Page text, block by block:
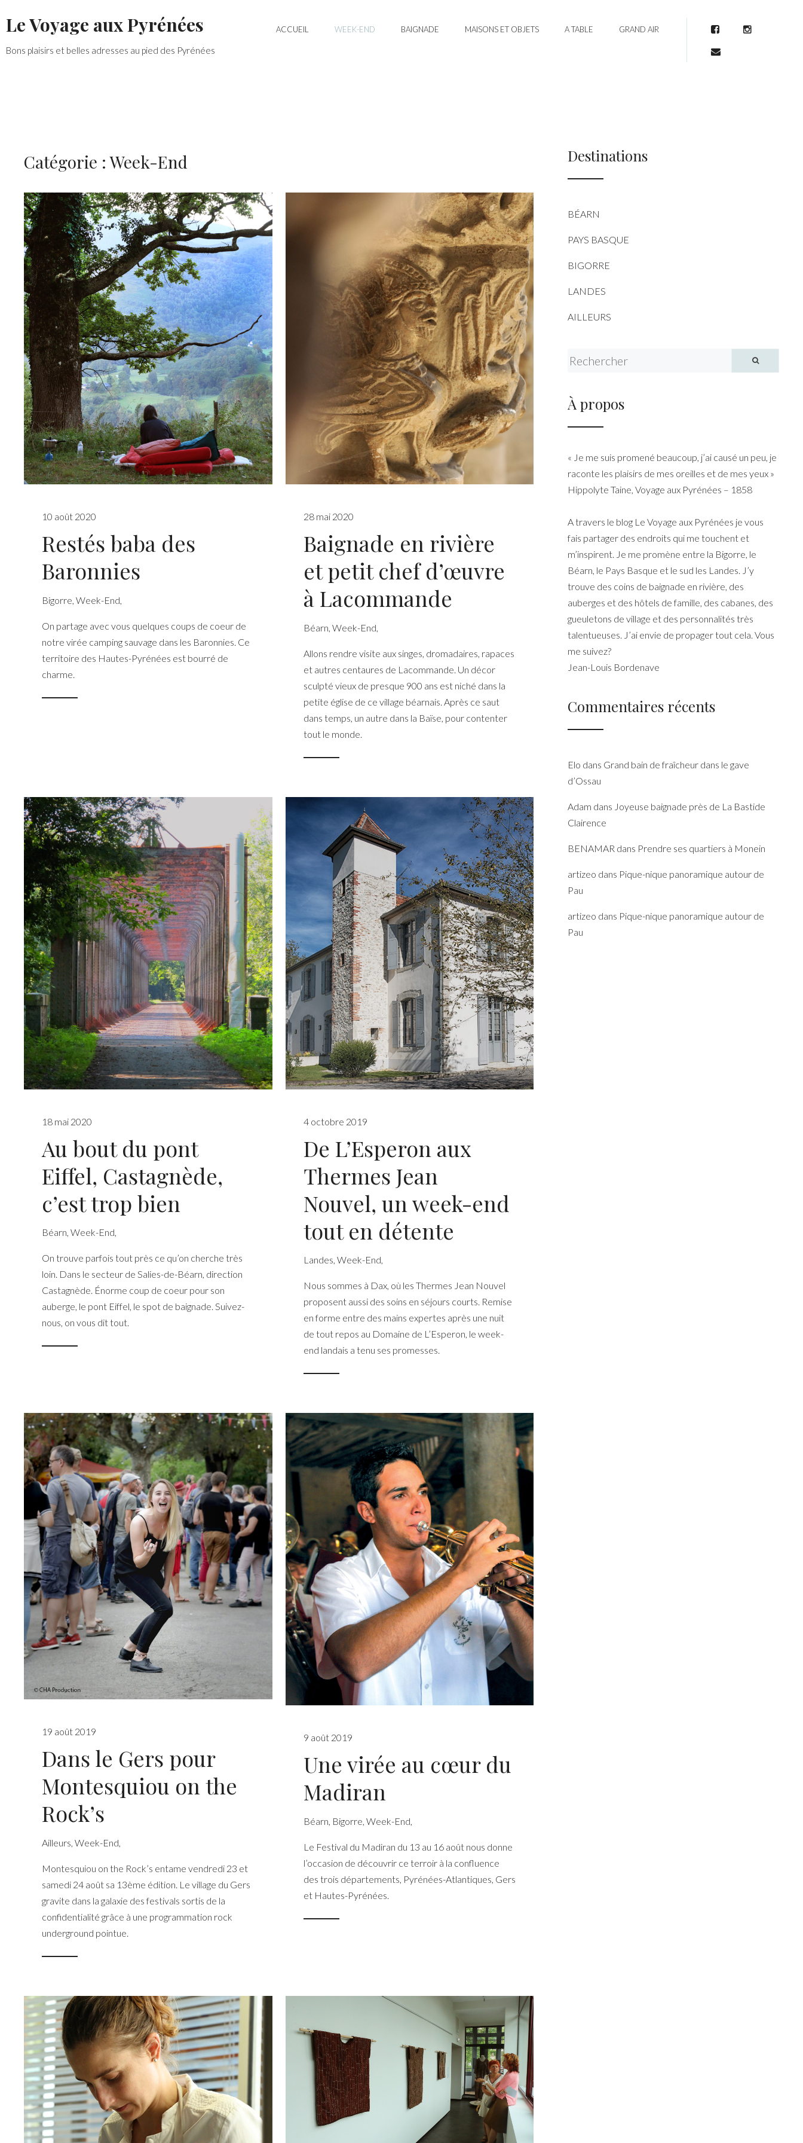
to
content
ACCUEIL WEEK-END BAIGNADE MAISONS ET OBJETS A TABLE GRAND AIR FacebookInstagram
Mail
Le Voyage aux Pyrénées
Bons plaisirs et belles adresses au pied des Pyrénées
Catégorie :Week-End
10 août 2020
Restés baba des
Baronnies
Bigorre,Week-End,
On partage avec vous quelques coups de coeur de
notre virée camping sauvage dans les Baronnies. Ce
territoire des Hautes-Pyrénées est bourré de
charme.
28 mai 2020
Baignade en rivière
et petit chef d’œuvre
à Lacommande
Béarn, Week-End,
Allons rendre visite aux singes, dromadaires, rapaces
et autres centaures de Lacommande. Un décor
sculpté vieux de presque 900 ans est niché dans la
petite église de ce village béarnais. Après ce saut
dans temps, un autre dans la Baïse, pour contenter
tout le monde.
18 mai 2020
Au bout du pont
Eiffel, Castagnède,
c’est trop bien
Béarn,Week-End,
On trouve parfois tout près ce qu’on cherche très
loin. Dans le secteur de Salies-de-Béarn, direction
Castagnède. Énorme coup de coeur pour son
auberge, le pont Eiffel, le spot de baignade. Suivez-
nous, on vous dit tout.
4 octobre 2019
De L’Esperon aux
Thermes Jean
Nouvel, un week-end
tout en détente
Landes, Week-End,
Nous sommes à Dax, où les Thermes Jean Nouvel
proposent aussi des soins en séjours courts. Remise
en forme entre des mains expertes après une nuit
de tout repos au Domaine de L’Esperon, le week-
end landais a tenu ses promesses.
19 août 2019
Dans le Gers pour
Montesquiou on the
Rock’s
Ailleurs,Week-End,
Montesquiou on the Rock’s entame vendredi 23 et
samedi 24 août sa 13ème édition. Le village du Gers
gravite dans la galaxie des festivals sortis de la
confidentialité grâce à une programmation rock
underground pointue.
9 août 2019
Une virée au cœur du
Madiran
Béarn, Bigorre, Week-End,
Le Festival du Madiran du 13 au 16 août nous donne
l’occasion de découvrir ce terroir à la confluence
des trois départements, Pyrénées-Atlantiques, Gers
et Hautes-Pyrénées.
Destinations
BÉARN
PAYS BASQUE
BIGORRE
LANDES
AILLEURS
Search for:
À propos
« Je me suis promené beaucoup, j’ai causé un peu, je
raconte les plaisirs de mes oreilles et de mes yeux »
Hippolyte Taine, Voyage aux Pyrénées – 1858
A travers le blog Le Voyage aux Pyrénées je vous
fais partager des endroits qui me touchent et
m’inspirent. Je me promène entre la Bigorre, le
Béarn, le Pays Basque et le sud les Landes. J’y
trouve des coins de baignade en rivière, des
auberges et des hôtels de famille, des cabanes, des
gueuletons de village et des personnalités très
talentueuses. J’ai envie de propager tout cela. Vous
me suivez?
Jean-Louis Bordenave
Commentaires récents
Elo dans Grand bain de fraîcheur dans le gave
d’Ossau
Adam dans Joyeuse baignade près de La Bastide
Clairence
BENAMAR dans Prendre ses quartiers à Monein
artizeo dans Pique-nique panoramique autour de
Pau
artizeo dans Pique-nique panoramique autour de
Pau